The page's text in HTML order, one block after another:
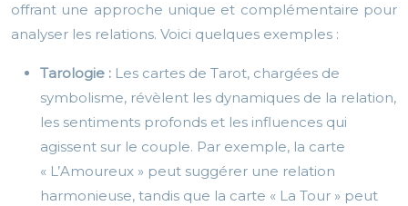
offrant une approche unique et complémentaire pour
analyser les relations. Voici quelques exemples :
Tarologie : Les cartes de Tarot, chargées de
symbolisme, révèlent les dynamiques de la relation,
les sentiments profonds et les influences qui
agissent sur le couple. Par exemple, la carte
« L’Amoureux » peut suggérer une relation
harmonieuse, tandis que la carte « La Tour » peut